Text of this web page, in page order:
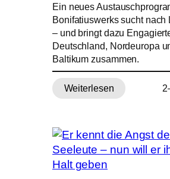
Ein neues
Bonifatiuswerks sucht nach
– und bringt dazu
Deutschland, Nordeuropa
Baltikum zusammen.
Weiterlesen
:
für
pastorales
Lernen